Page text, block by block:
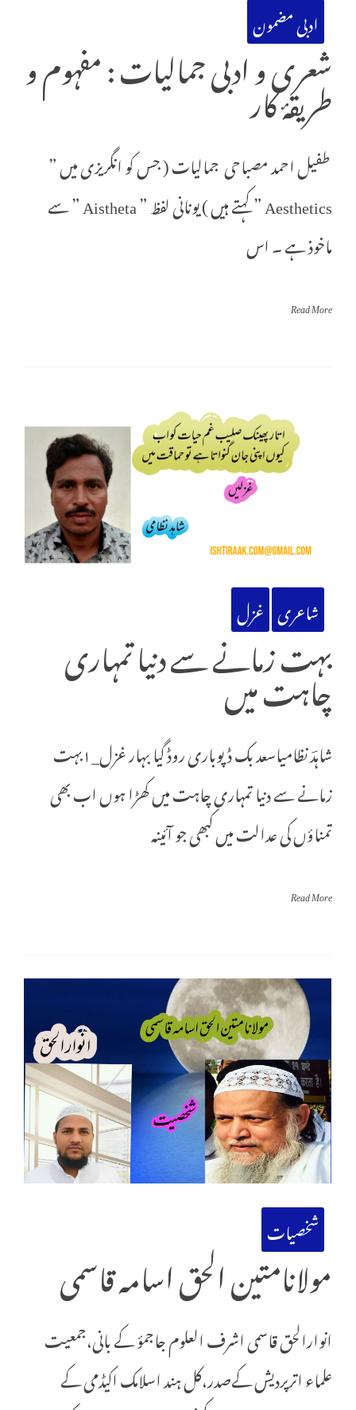
ادبی مضمون
شعری و ادبی جمالیات : مفہوم و
طریقۂ کار
طفیل احمد مصباحی جمالیات ( جس کو انگریزی میں ”
Aesthetics ” کہتے ہیں ) یونانی لفظ ” Aistheta ” سے
ماخوذ ہے ۔ اس
Read More
شاعری غزل
بہت زمانے سے دنیا تمہاری
چاہت میں
شاہدؔ نظامیاسعد بک ڈپوباری روڈ گیا بہار غزل_١بہت
زمانے سے دنیا تمہاری چاہت میں کھڑا ہوں اب بھی
تمناؤں کی عدالت میں کبھی جو آئینہ
Read More
شخصیات
مولانامتین الحق اسامہ قاسمی
انوارالحق قاسمی اشرف العلوم جاجمؤ کے بانی،جمعیت
علماء اترپردیش کےصدر،کل ہند اسلامک اکیڈمی کے